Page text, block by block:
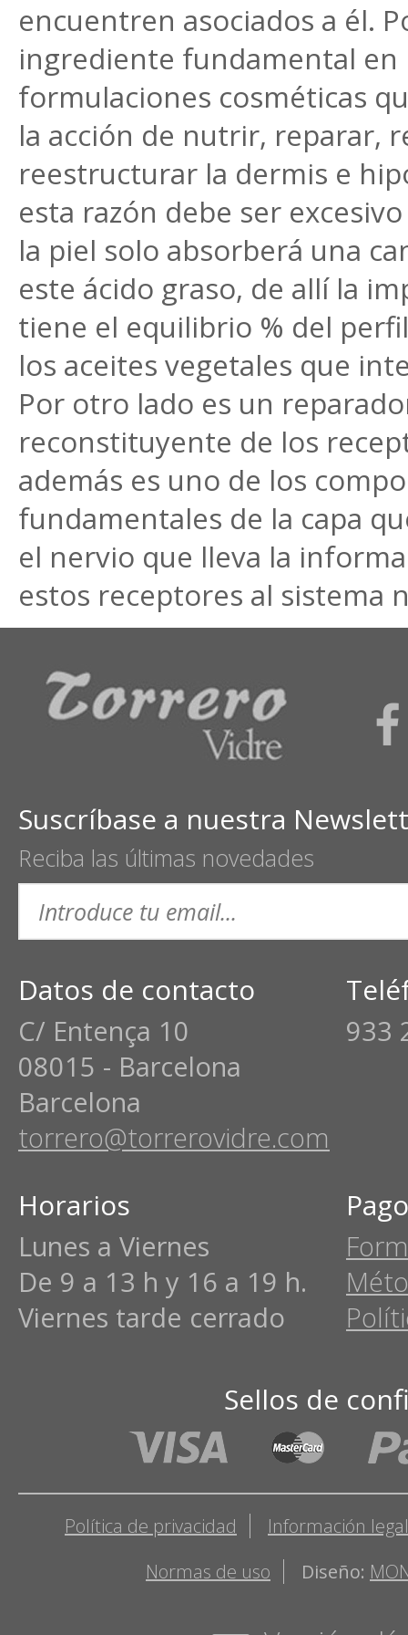
encuentren asociados a él.
ingrediente fundamental en
formulaciones cosméticas
la acción de nutrir, reparar,
reestructurar la dermis e
esta razón debe ser
la piel solo absorberá una
este ácido graso, de allí la
tiene el equilibrio % del
los aceites vegetales que
Por otro lado es un
reconstituyente de los
además es uno de los
fundamentales de la capa
el nervio que lleva la
estos receptores al sistema
Suscríbase a nuestra
Reciba las últimas novedades
Datos de contacto
C/ Entença 10
08015 - Barcelona
Barcelona
torrero@torrerovidre.com
933
Horarios
Lunes a Viernes
De 9 a 13 h y 16 a 19 h.
Viernes tarde cerrado
Sellos de
Política de privacidad
Información legal
Normas de uso
Diseño: